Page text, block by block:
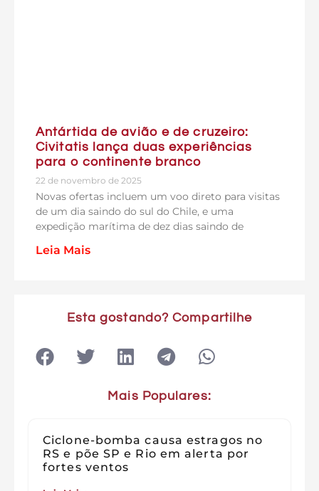
Antártida de avião e de cruzeiro:
Civitatis lança duas experiências
para o continente branco
22 de novembro de 2025
Novas ofertas incluem um voo direto para visitas
de um dia saindo do sul do Chile, e uma
expedição marítima de dez dias saindo de
Leia Mais
Esta gostando? Compartilhe
Mais Populares:
Ciclone-bomba causa estragos no
RS e põe SP e Rio em alerta por
fortes ventos